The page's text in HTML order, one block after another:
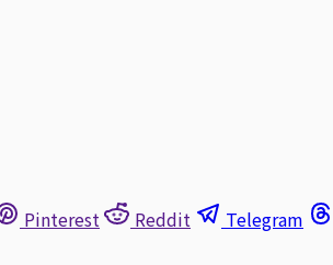
Pinterest Reddit Telegram